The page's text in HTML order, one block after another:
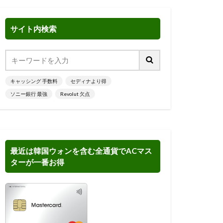
サイト内検索
キャッシング 手数料 セディナより得
ソニー銀行 最強 Revolut 欠点
最近は韓国ウォンを含む全通貨でACマス
ターが一番お得